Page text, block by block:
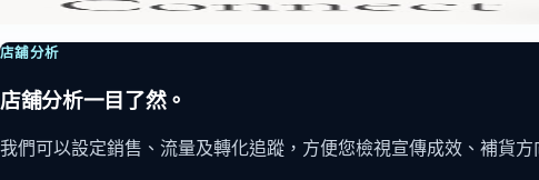
Instagram、WhatsApp 及內容入口，可以成為客戶查詢及下單路線
店舖分析
店舖分析一目了然。
我們可以設定銷售、流量及轉化追蹤，方便您檢視宣傳成效、補貨方